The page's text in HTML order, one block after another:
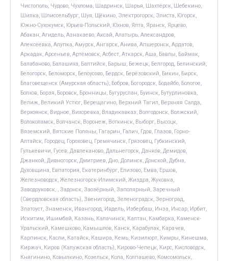
Чистополь, Чудово, Чухлома, Шадринск, Шарья, Шахтёрск, Шебекино,
Шилка, Шлиссельбург, Шуя, Щёкино, Электрогорск, Элиста, Югорск,
Южно-Сухокумск, Юрьев-Польский, Юхнов, Ялта, Яранск, Ярцево,
Абакан, Агидель, Азнакаево, Аксай, Алатырь, Александров,
Алексеевка, Алупка, Амурск, Ангарск, Анива, Апшеронск, Ардатов,
Аркадак, Арсеньев, Артёмовск, Асбест, Аткарск, Аша, Бавлы, Баймак,
Балабаново, Балашиха, Балтийск, Барыш, Бежецк, Белгород, Белинский,
Белогорск, Беломорск, Белоусово, Бердск, Берёзовский, Бикин, Бирск,
Благовещенск (Амурская область), Бобров, Богородск, Бодайбо, Бологое,
Болхов, Борзя, Боровск, Бронницы, Бугуруслан, Буинск, Бутурлиновка,
Велиж, Великий Устюг, Верещагино, Верхний Тагил, Верхняя Салда,
Верхоянск, Видное, Вихоревка, Владикавказ, Волгодонск, Волжский,
Волоколамск, Волчанск, Воронеж, Воткинск, Выборг, Высоцк,
Вяземский, Вятские Поляны, Гагарин, Галич, Гдов, Глазов, Горно-
Алтайск, Городец, Гороховец, Гремячинск, Грязовец, Губкинский,
Гулькевичи, Гусев, Давлеканово, Дальнегорск, Данков, Демидов,
Джанкой, Дивногорск, Дмитриев, Дно, Долинск, Донской, Дубна,
Духовщина, Евпатория, Екатеринбург, Елизово, Емва, Ершов,
Железноводск, Железногорск-Илимский, Жиздра, Жуковка,
Заводоуковск, , Задонск, Заозёрный, Заполярный, Заречный
(Свердловская область), Звенигород, Зеленоградск, Зерноград,
Златоуст, Знаменск, Ивангород, Ивдель, Избербаш, Инза, Инсар, Ирбит,
Искитим, Ишимбай, Казань, Калачинск, Калтан, Камбарка, Каменск-
Уральский, Камешково, Камышлов, Канск, Карабулак, Карачев,
Карпинск, Касли, Катайск, Кашира, Кемь, Кизилюрт, Кимры, Кинешма,
Киржач, Киров (Калужская область), Кирово-Чепецк, Кирс, Кисловодск,
Княгинино, Ковылкино, Козельск, Кола, Колпашево, Комсомольск,